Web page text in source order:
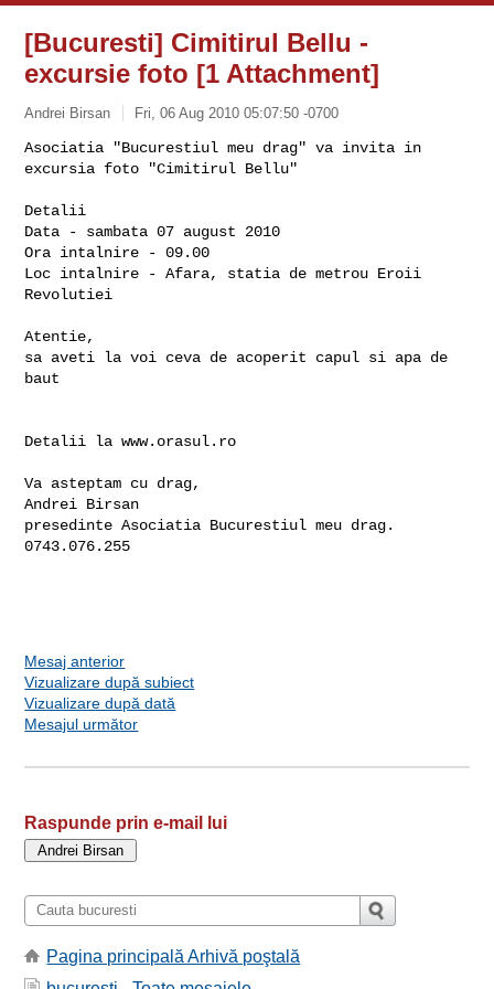
[Bucuresti] Cimitirul Bellu -
excursie foto [1 Attachment]
Andrei Birsan Fri, 06 Aug 2010 05:07:50 -0700
Asociatia "Bucurestiul meu drag" va invita in
excursia foto "Cimitirul Bellu"
Detalii
Data - sambata 07 august 2010
Ora intalnire - 09.00
Loc intalnire - Afara, statia de metrou Eroii
Revolutiei
Atentie,
sa aveti la voi ceva de acoperit capul si apa de
baut
Detalii la www.orasul.ro
Va asteptam cu drag,
Andrei Birsan
presedinte Asociatia Bucurestiul meu drag.
0743.076.255
Mesaj anterior
Vizualizare după subiect
Vizualizare după dată
Mesajul următor
Raspunde prin e-mail lui
Pagina principală Arhivă poştală